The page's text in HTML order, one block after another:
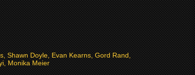
Shawn Doyle, Evan Kearns, Gord Rand,
Monika Meier